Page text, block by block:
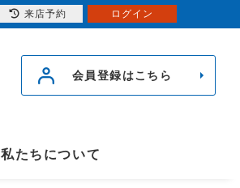
会員登録はこちら
私たちについて
来店予約 ログイン